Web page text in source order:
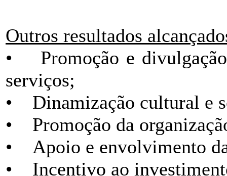
Outros resultados
• Promoção e divulgação
serviços;
• Dinamização cultural e
• Promoção da
• Apoio e envolvimento
• Incentivo ao